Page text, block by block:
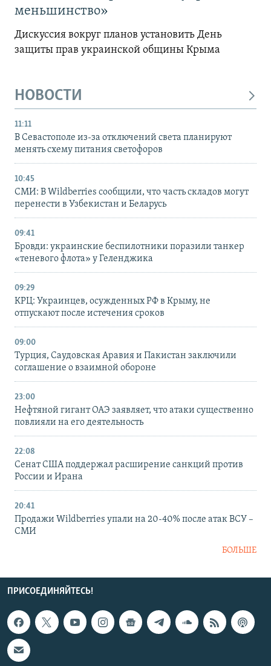
меньшинство»
Дискуссия вокруг планов установить День
защиты прав украинской общины Крыма
НОВОСТИ
11:11
В Севастополе из-за отключений света планируют
менять схему питания светофоров
10:45
СМИ: В Wildberries сообщили, что часть складов могут
перенести в Узбекистан и Беларусь
09:41
Бровди: украинские беспилотники поразили танкер
«теневого флота» у Геленджика
09:29
КРЦ: Украинцев, осужденных РФ в Крыму, не
отпускают после истечения сроков
09:00
Турция, Саудовская Аравия и Пакистан заключили
соглашение о взаимной обороне
23:00
Нефтяной гигант ОАЭ заявляет, что атаки существенно
повлияли на его деятельность
22:08
Сенат США поддержал расширение санкций против
России и Ирана
20:41
Продажи Wildberries упали на 20-40% после атак ВСУ –
СМИ
БОЛЬШЕ
ПРИСОЕДИНЯЙТЕСЬ!